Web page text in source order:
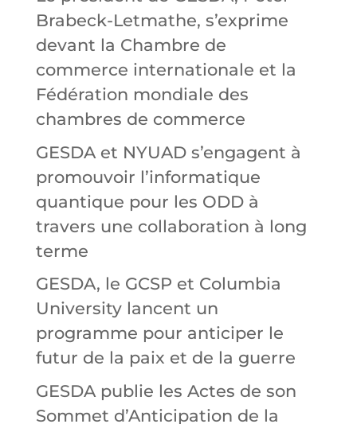
Brabeck-Letmathe, s’exprime
devant la Chambre de
commerce internationale et la
Fédération mondiale des
chambres de commerce
GESDA et NYUAD s’engagent à
promouvoir l’informatique
quantique pour les ODD à
travers une collaboration à long
terme
GESDA, le GCSP et Columbia
University lancent un
programme pour anticiper le
futur de la paix et de la guerre
GESDA publie les Actes de son
Sommet d’Anticipation de la